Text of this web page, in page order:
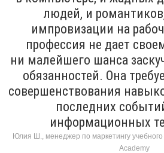
людей, и
импровизации на
профессия не дает
ни малейшего шанса
обязанностей. Она
совершенствования
последних
информационных
Юлия Ш., менеджер по маркетингу
Academy